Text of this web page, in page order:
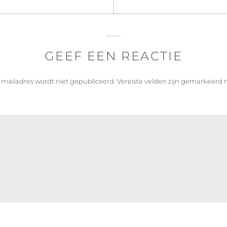
GEEF EEN REACTIE
mailadres wordt niet gepubliceerd. Vereiste velden zijn gemarkeerd